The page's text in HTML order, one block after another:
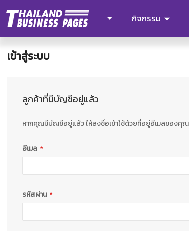
กิจกรรม
เข้าสู่ระบบ
ลูกค้าที่มีบัญชีอยู่แล้ว
หากคุณมีบัญชีอยู่แล้ว ให้ลงชื่อเข้าใช้ด้วยที่อยู่อีเมลของคุณ
อีเมล
รหัสผ่าน